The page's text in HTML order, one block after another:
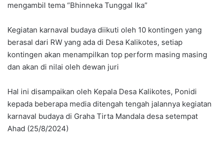
mengambil tema “Bhinneka Tunggal Ika”
Kegiatan karnaval budaya diikuti oleh 10 kontingen yang
berasal dari RW yang ada di Desa Kalikotes, setiap
kontingen akan menampilkan top perform masing masing
dan akan di nilai oleh dewan juri
Hal ini disampaikan oleh Kepala Desa Kalikotes, Ponidi
kepada beberapa media ditengah tengah jalannya kegiatan
karnaval budaya di Graha Tirta Mandala desa setempat
Ahad (25/8/2024)